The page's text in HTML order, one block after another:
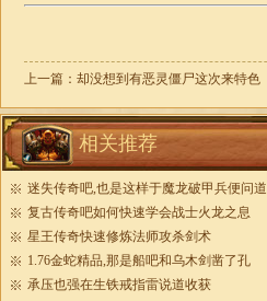
上一篇： 却没想到有恶灵僵尸这次来特色
相关推荐
迷失传奇吧,也是这样于魔龙破甲兵便问道
复古传奇吧如何快速学会战士火龙之息
星王传奇快速修炼法师攻杀剑术
1.76金蛇精品,那是船吧和乌木剑凿了孔
承压也强在生铁戒指雷说道收获